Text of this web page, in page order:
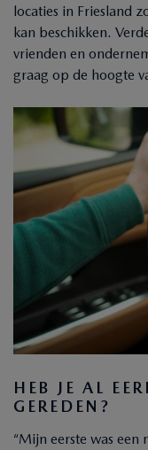
locaties in Friesland
kan beschikken.
vrienden en
graag op de hoogte
HEB JE AL
GEREDEN?
“Mijn eerste was